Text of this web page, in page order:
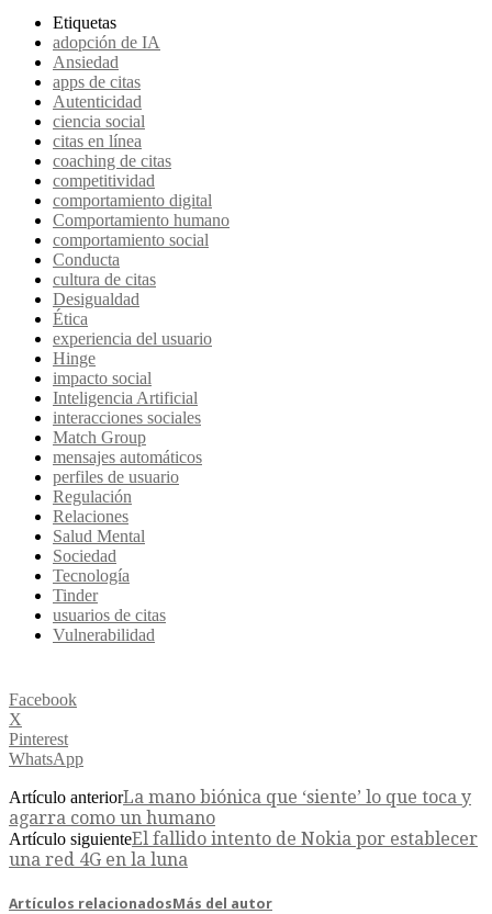
Etiquetas
adopción de IA
Ansiedad
apps de citas
Autenticidad
ciencia social
citas en línea
coaching de citas
competitividad
comportamiento digital
Comportamiento humano
comportamiento social
Conducta
cultura de citas
Desigualdad
Ética
experiencia del usuario
Hinge
impacto social
Inteligencia Artificial
interacciones sociales
Match Group
mensajes automáticos
perfiles de usuario
Regulación
Relaciones
Salud Mental
Sociedad
Tecnología
Tinder
usuarios de citas
Vulnerabilidad
Facebook
X
Pinterest
WhatsApp
Artículo anteriorLa mano biónica que ‘siente’ lo que toca y
agarra como un humano
Artículo siguienteEl fallido intento de Nokia por establecer
una red 4G en la luna
Artículos relacionadosMás del autor